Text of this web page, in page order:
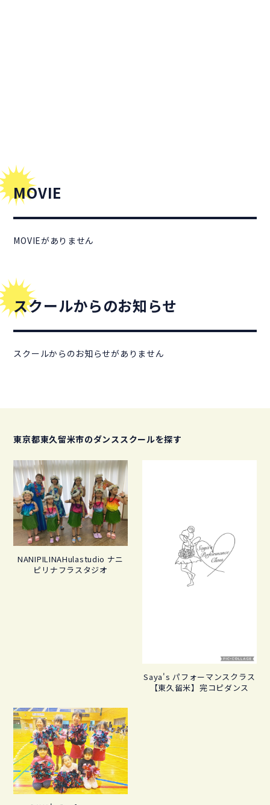
MOVIE
MOVIEがありません
スクールからのお知らせ
スクールからのお知らせがありません
東京都東久留米市のダンススクールを探す
NANIPILINAHulastudio ナニ
ピリナフラスタジオ
Saya's パフォーマンスクラス
【東久留米】完コピダンス